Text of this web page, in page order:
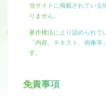
当サイトに掲載されている
りません。
著作権法により認められて
「内容、テキスト、画像
す。
免責事項